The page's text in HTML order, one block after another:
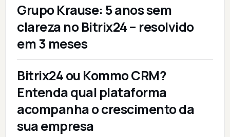
Grupo Krause: 5 anos sem
clareza no Bitrix24 – resolvido
em 3 meses
Bitrix24 ou Kommo CRM?
Entenda qual plataforma
acompanha o crescimento da
sua empresa